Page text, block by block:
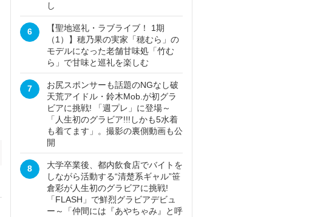
し
6
【聖地巡礼・ラブライブ！ 1期
（1）】穂乃果の実家「穂むら」の
モデルになった老舗甘味処「竹む
ら」で甘味と巡礼を楽しむ
7
お尻スポンサーも話題のNGなし破
天荒アイドル・鈴木Mob.が初グラ
ビアに挑戦! 「週プレ」に登場～
「人生初のグラビア!!!しかも5水着
も着てます」。撮影の裏側動画も公
開
8
大学卒業後、都内飲食店でバイトを
しながら活動する“清楚系ギャル”笹
倉彩が人生初のグラビアに挑戦!
「FLASH」で鮮烈グラビアデビュ
ー～「仲間には『あやちゃみ』と呼